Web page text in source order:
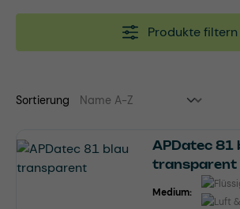
Produkte filtern
Sortierung
APDatec 81
transparent
Medium: